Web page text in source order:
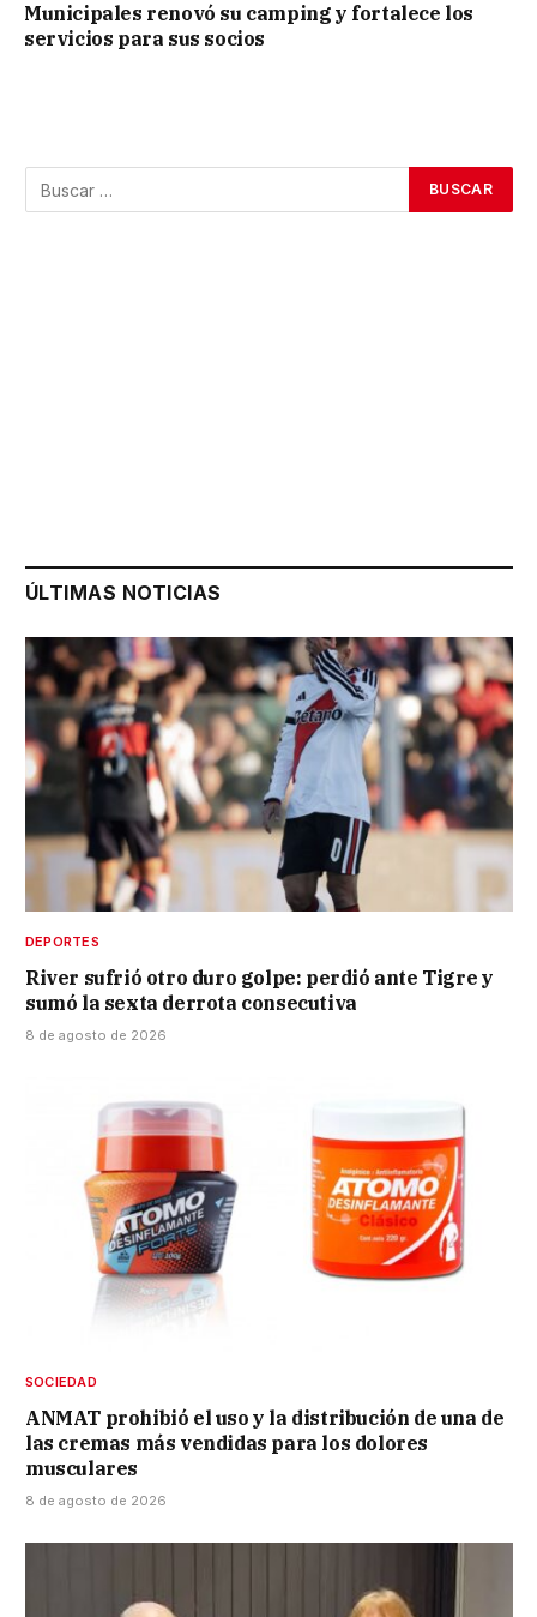
Municipales renovó su camping y fortalece los
servicios para sus socios
ÚLTIMAS NOTICIAS
DEPORTES
River sufrió otro duro golpe: perdió ante Tigre y
sumó la sexta derrota consecutiva
8 de agosto de 2026
SOCIEDAD
ANMAT prohibió el uso y la distribución de una de
las cremas más vendidas para los dolores
musculares
8 de agosto de 2026